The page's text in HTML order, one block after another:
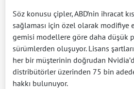
Söz konusu çipler, ABD’nin ihracat
sağlaması için özel olarak modifiye
gemisi modellere göre daha düşük
sürümlerden oluşuyor. Lisans
her bir müşterinin doğrudan
distribütörler üzerinden 75 bin
hakkı bulunuyor.